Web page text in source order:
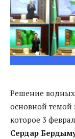
Решение водных
основной темой
которое 3
Сердар